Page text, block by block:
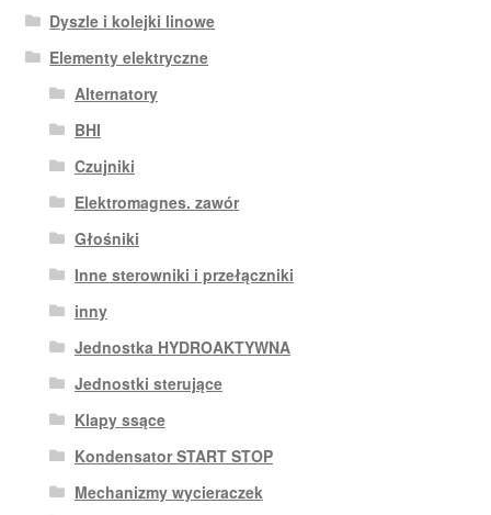
Dyszle i kolejki linowe
Elementy elektryczne
Alternatory
BHI
Czujniki
Elektromagnes. zawór
Głośniki
Inne sterowniki i przełączniki
inny
Jednostka HYDROAKTYWNA
Jednostki sterujące
Klapy ssące
Kondensator START STOP
Mechanizmy wycieraczek